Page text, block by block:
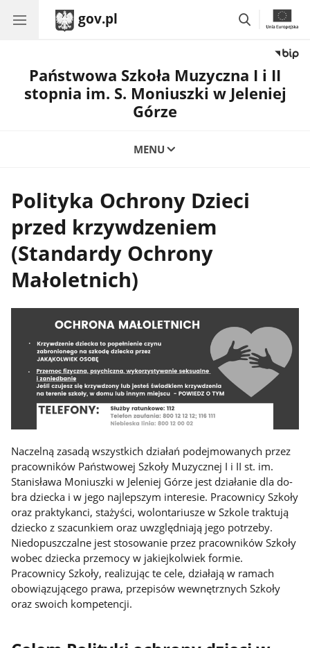
gov.pl
przejdź
Państwowa Szkoła Muzyczna I i II
stopnia im. S. Moniuszki w Jeleniej
Górze
MENU
Polityka Ochrony Dzieci
przed krzywdzeniem
(Standardy Ochrony
Małoletnich)
Naczelną zasadą wszystkich działań podejmowanych przez
pracowników Państwowej Szkoły Muzycznej I i II st. im.
Stanisława Moniuszki w Jeleniej Górze jest działanie dla do­
bra dziecka i w jego najlepszym interesie. Pracownicy Szkoły
oraz praktykanci, stażyści, wolontariusze w Szkole traktują
dziecko z szacunkiem oraz uwzględniają jego potrzeby.
Niedopuszczalne jest stosowanie przez pracowników Szkoły
wobec dziecka przemocy w jakiejkolwiek formie.
Pracownicy Szkoły, realizując te cele, działają w ramach
obowiązują­cego prawa, przepisów wewnętrznych Szkoły
oraz swoich kompetencji.